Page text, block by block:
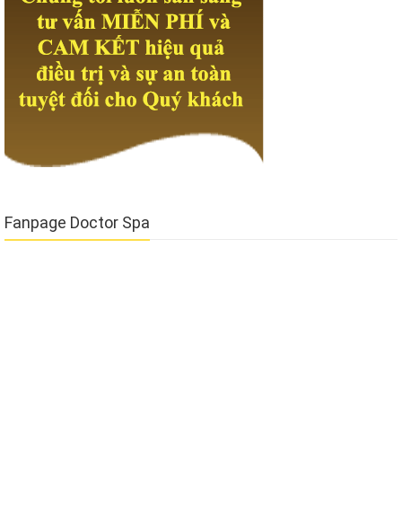
Fanpage Doctor Spa